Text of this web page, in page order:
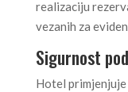
realizaciju
vezanih za
Sigurnost
Hotel